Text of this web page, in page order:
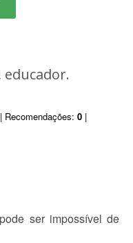
| Recomendações: 0 |
ser impossível de